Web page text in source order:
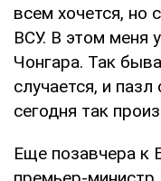
всем хочется, но
ВСУ. В этом меня
Чонгара. Так
случается, и
сегодня так
Еще позавчера к